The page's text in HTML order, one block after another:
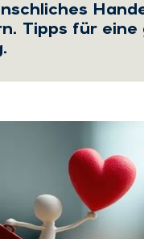
Tipps für eine